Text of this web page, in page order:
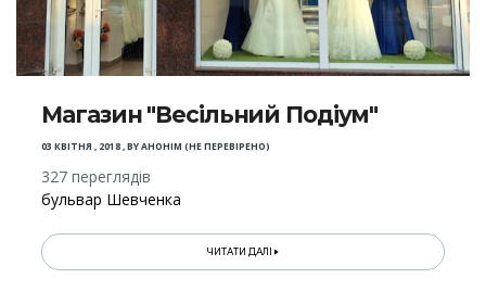
Магазин "Весільний Подіум"
03 КВІТНЯ , 2018,BYАНОНІМ (НЕ ПЕРЕВІРЕНО)
327 переглядів
бульвар Шевченка
ЧИТАТИ ДАЛІ